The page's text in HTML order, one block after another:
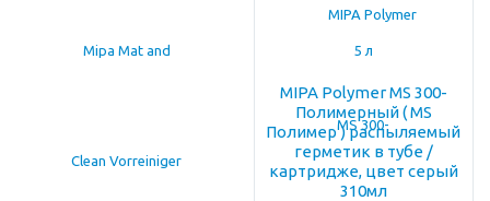
MIPA Polymer MS 300-
Полимерный ( MS
Полимер ) распыляемый
герметик в тубе /
картридже, цвет серый
310мл